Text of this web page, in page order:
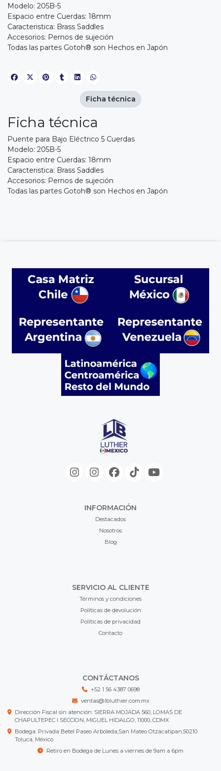
Modelo: 205B-5
Espacio entre Cuerdas: 18mm
Caracteristica: Brass Saddles
Accesorios: Pernos de sujeción
Todas las partes Gotoh® son Hechos en Japón
Ficha técnica
Puente para Bajo Eléctrico 5 Cuerdas
Modelo: 205B-5
Espacio entre Cuerdas: 18mm
Caracteristica: Brass Saddles
Accesorios: Pernos de sujeción
Todas las partes Gotoh® son Hechos en Japón
Ficha técnica
INFORMACIÓN
Destacados
Nosotros
Blog
SERVICIO AL CLIENTE
Términos y condiciones
Políticas de devolución
Políticas de privacidad
Contacto
CONTÁCTANOS
+52 1 56 4387 0698
ventas@lbluthier.com.mx
Dirección Fiscal sin atención: SIERRA MOJADA 560, LOMAS DE
CHAPULTEPEC I SECCION, MIGUEL HIDALGO, 11000, CDMX
Bodega: Privada Betel Paseo Arboleda,San Mateo Otzacatipan,50210
Toluca, México
Retiro en Bodega de Lunes a viernes de 9am a 6pm